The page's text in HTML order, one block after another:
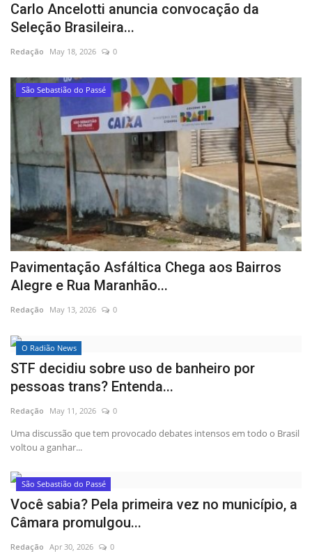
Carlo Ancelotti anuncia convocação da
Seleção Brasileira...
Redação May 18, 2026 0
São Sebastião do Passé
Pavimentação Asfáltica Chega aos Bairros
Alegre e Rua Maranhão...
Redação May 13, 2026 0
O Radião News
STF decidiu sobre uso de banheiro por
pessoas trans? Entenda...
Redação May 11, 2026 0
Uma discussão que tem provocado debates intensos em todo o Brasil
voltou a ganhar...
São Sebastião do Passé
Você sabia? Pela primeira vez no município, a
Câmara promulgou...
Redação Apr 30, 2026 0